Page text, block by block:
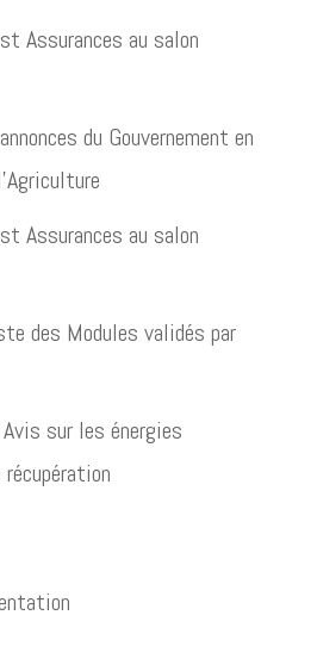
Assurances au salon
du Gouvernement en
Assurances au salon
des Modules validés par
Avis sur les énergies